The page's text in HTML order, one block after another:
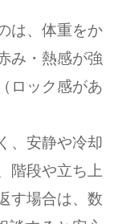
は、体重をか
み・熱感が強
ロック感があ
、安静や冷却
階段や立ち上
す場合は、数